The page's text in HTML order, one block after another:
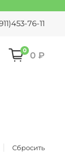
76-11
0 0 ₽
Сбросить